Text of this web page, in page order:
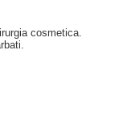
cosmetica.